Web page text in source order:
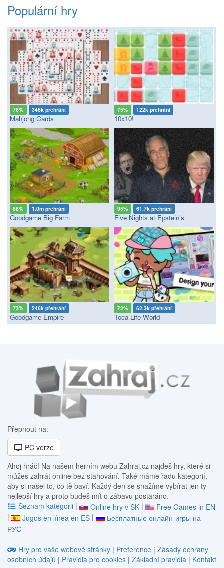
Populární hry
78% 346k přehrání
Mahjong Cards
75% 122k přehrání
10x10!
88% 1.0m přehrání
Goodgame Big Farm
95% 61.7k přehrání
Five Nights at Epstein’s
73% 246k přehrání
Goodgame Empire
72% 62.3k přehrání
Toca Life World
Přepnout na:
PC verze
Ahoj hráč! Na našem herním webu Zahraj.cz najdeš hry, které si
můžeš zahrát online bez stahování. Také máme řadu kategorií,
aby si našel to, co tě baví. Každý den se snažíme vybírat jen ty
nejlepší hry a proto budeš mít o zábavu postaráno.
Seznam kategorii | Online hry v SK |
Free Games in EN
|
Jugos en línea en ES |
Бесплатные онлайн-игры на
РУС
Hry pro vaše webové stránky | Preference | Zásady ochrany
osobních údajů | Pravidla pro cookies | Základní pravidla | Kontakt